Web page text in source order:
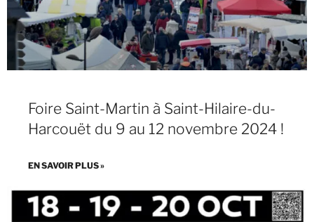
Foire Saint-Martin à Saint-Hilaire-du-
Harcouët du 9 au 12 novembre 2024 !
EN SAVOIR PLUS »